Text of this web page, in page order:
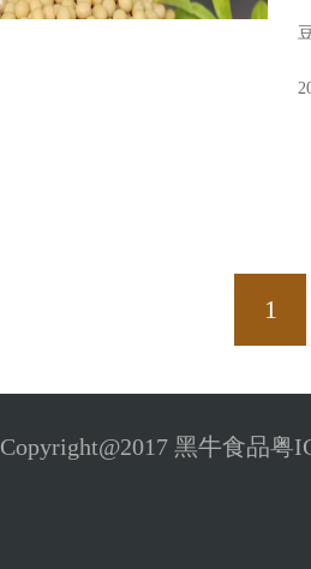
1
Copyright@2017 黑牛食品粤